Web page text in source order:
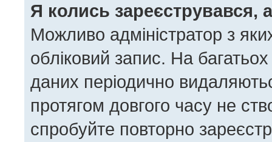
Я колись зареєструвався,
Можливо адміністратор з
обліковий запис. На
даних періодично
протягом довгого часу не
спробуйте повторно